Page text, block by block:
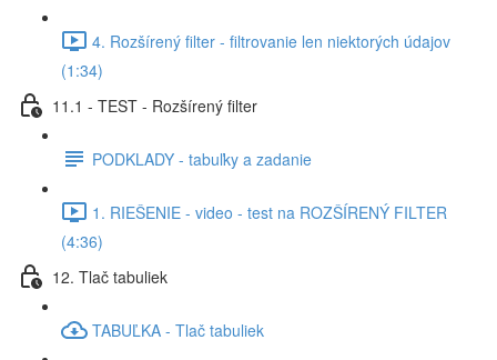
4. Rozšírený filter - filtrovanie len niektorých údajov
(1:34)
11.1 - TEST - Rozšírený filter
PODKLADY - tabuľky a zadanie
1. RIEŠENIE - video - test na ROZŠÍRENÝ FILTER
(4:36)
12. Tlač tabuliek
TABUĽKA - Tlač tabuliek